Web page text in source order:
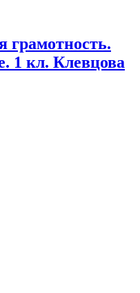
грамотность.
1 кл. Клевцова